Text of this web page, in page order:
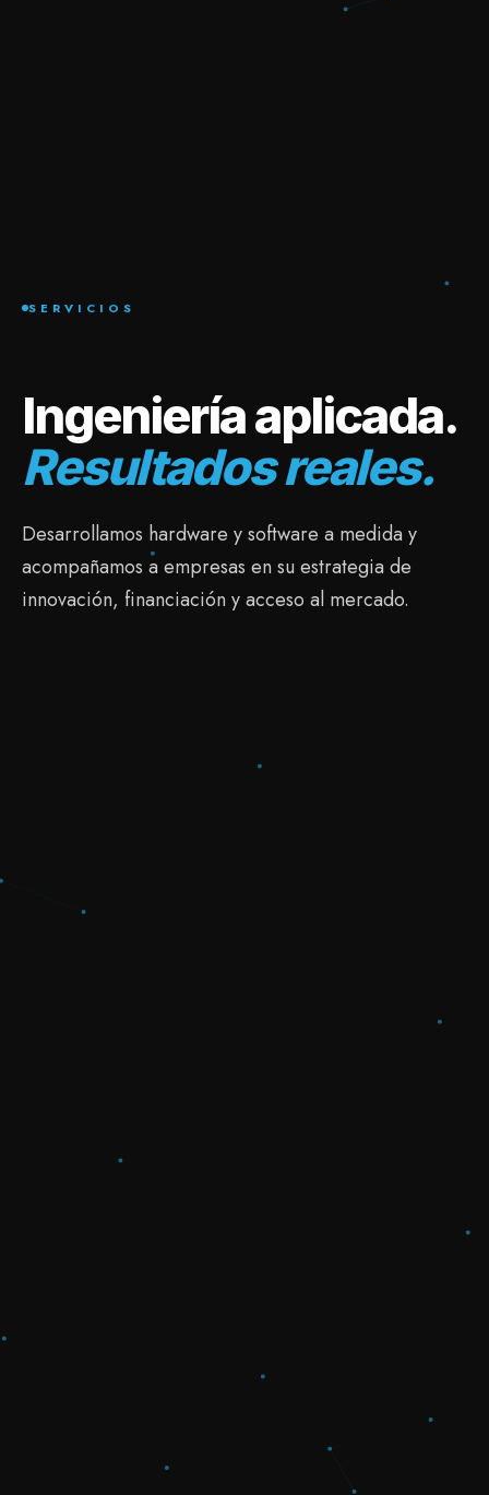
SERVICIOS
Ingeniería aplicada.
Resultados reales.
Desarrollamos hardware y software a medida y
acompañamos a empresas en su estrategia de
innovación, financiación y acceso al mercado.